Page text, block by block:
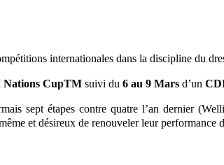
internationales dans la discipline du
Nations CupTM suivi du 6 au 9 Mars d’un
sept étapes contre quatre l’an dernier
et désireux de renouveler leur performance